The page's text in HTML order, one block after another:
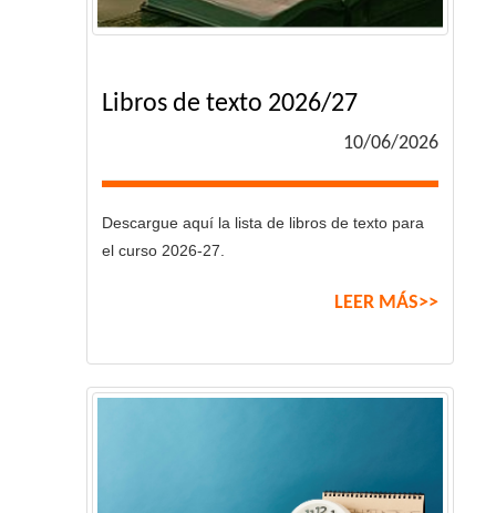
Libros de texto 2026/27
10/06/2026
Descargue aquí la lista de libros de texto para
el curso 2026-27.
LEER MÁS>>